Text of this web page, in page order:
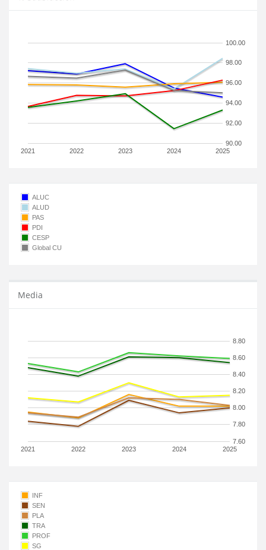
2021 2022 2023 2024 2025
90.00
92.00
94.00
96.00
98.00
100.00
ALUC
ALUD
PAS
PDI
CESP
Global CU
Media
2021 2022 2023 2024 2025
7.60
7.80
8.00
8.20
8.40
8.60
8.80
INF
SEN
PLA
TRA
PROF
SG